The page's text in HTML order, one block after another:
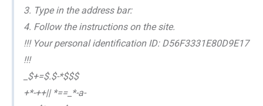
3. Type in the address bar:
4. Follow the instructions on the site.
!!! Your personal identification ID: D56F3331E80D9E17
!!!
_$+=$.$-*$$$
+*-++|| *==_*-a-